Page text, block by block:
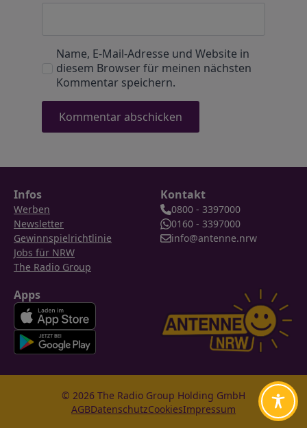
Name, E-Mail-Adresse und Website in
diesem Browser für meinen nächsten
Kommentar speichern.
Infos
Werben
Newsletter
Gewinnspielrichtlinie
Jobs für NRW
The Radio Group
Kontakt
0800 - 3397000
0160 - 3397000
info@antenne.nrw
Apps
© 2026 The Radio Group Holding GmbH
AGBDatenschutzCookiesImpressum